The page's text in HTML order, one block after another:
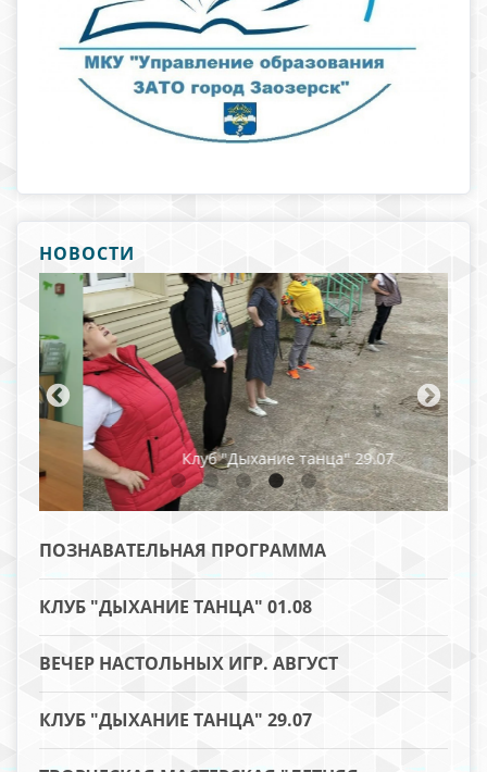
НОВОСТИ
Клуб "Дыхание танца" 29.07
ПОЗНАВАТЕЛЬНАЯ ПРОГРАММА
КЛУБ "ДЫХАНИЕ ТАНЦА" 01.08
ВЕЧЕР НАСТОЛЬНЫХ ИГР. АВГУСТ
КЛУБ "ДЫХАНИЕ ТАНЦА" 29.07